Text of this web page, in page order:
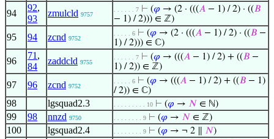
94
92,
93
zmulcld 9757
. . . . . . 7 ⊢ (𝜑 → (2 · (((𝐴 − 1) / 2) · ((𝐵
− 1) / 2))) ∈ ℤ)
95 94 zcnd 9752
. . . . . 6 ⊢ (𝜑 → (2 · (((𝐴 − 1) / 2) · ((𝐵 −
1) / 2))) ∈ ℂ)
96
71 ,
84
zaddcld 9755
. . . . . . 7 ⊢ (𝜑 → (((𝐴 − 1) / 2) + ((𝐵 −
1) / 2)) ∈ ℤ)
97 96 zcnd 9752
. . . . . 6 ⊢ (𝜑 → (((𝐴 − 1) / 2) + ((𝐵 − 1)
/ 2)) ∈ ℂ)
98 lgsquad2.3 . . . . . . . . . 10 ⊢ (𝜑 → 𝑁 ∈ ℕ)
99 98 nnzd 9750 . . . . . . . . 9 ⊢ (𝜑 → 𝑁 ∈ ℤ)
100 lgsquad2.4 . . . . . . . . 9 ⊢ (𝜑 → ¬ 2 ∥ 𝑁)